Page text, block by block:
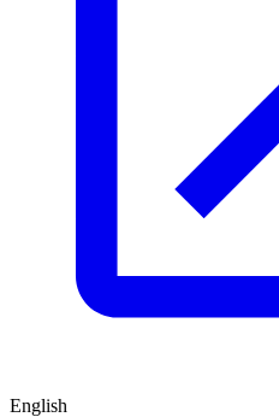
English